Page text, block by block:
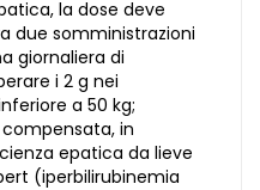
la dose deve
due somministrazioni
giornaliera di
i 2 g nei
a 50 kg;
in
epatica da lieve
(iperbilirubinemia